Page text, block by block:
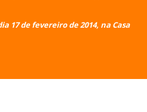
17 de fevereiro de 2014, na Casa